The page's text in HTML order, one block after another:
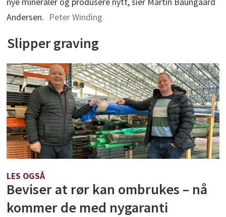
Andersen. Peter Winding
Slipper graving
LES OGSÅ
Beviser at rør kan ombrukes – nå
kommer de med nygaranti